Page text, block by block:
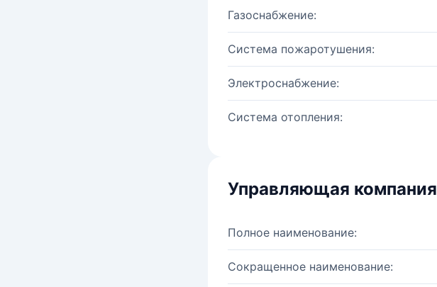
Газоснабжение:
Система пожаротушения:
Электроснабжение:
Система отопления:
Управляющая компания
Полное наименование:
Сокращенное наименование: